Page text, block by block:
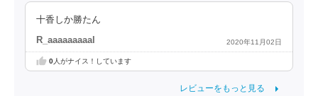
十香しか勝たん
R_aaaaaaaaal 2020年11月02日
0人がナイス！しています
レビューをもっと見る